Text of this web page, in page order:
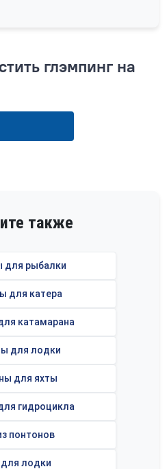
глэмпинг на
также
для рыбалки
для катера
катамарана
для лодки
для яхты
гидроцикла
понтонов
для лодки